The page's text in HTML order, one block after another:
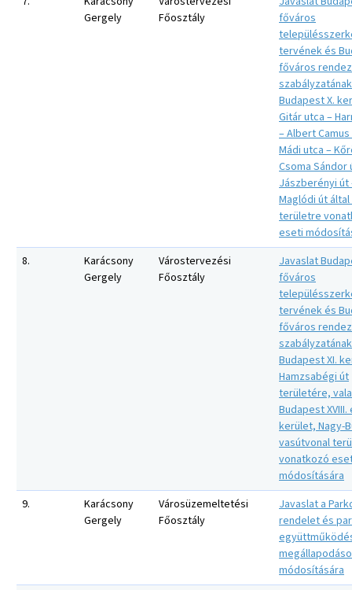
Gergely
Főosztály
főváros
tervének és
főváros
Budapest X.
Gitár utca –
– Albert
Mádi utca –
Csoma Sándor
Jászberényi út
Maglódi út
területre
eseti
8.
Karácsony
Gergely
Várostervezési
Főosztály
Javaslat
főváros
tervének és
főváros
Budapest XI.
Hamzsabégi út
területére,
Budapest XVIII.
kerület, Nagy-
vasútvonal
vonatkozó
módosítására
9.
Karácsony
Gergely
Városüzemeltetési
Főosztály
Javaslat a
rendelet és
módosítására